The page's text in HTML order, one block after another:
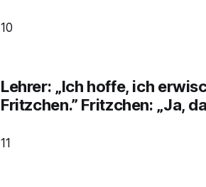
10
Lehrer: „Ich hoffe, ich
Fritzchen.” Fritzchen: „Ja,
11